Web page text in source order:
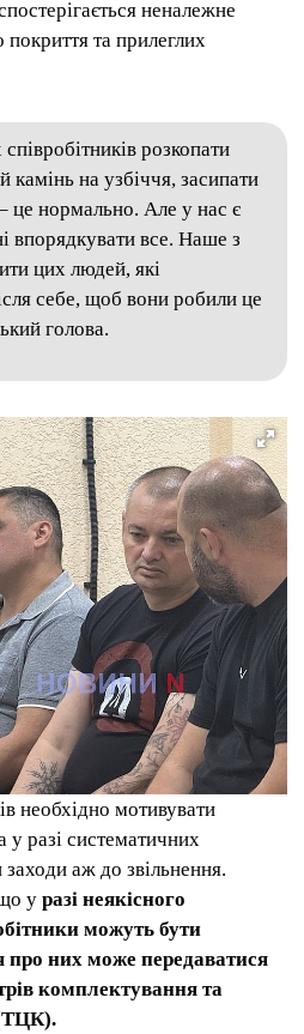
неналежне
та прилеглих
розкопати
на узбіччя, засипати
це нормально. Але у нас є
впорядкувати все. Наше з
цих людей, які
себе, щоб вони робили це
голова.
необхідно мотивувати
у разі систематичних
аж до звільнення.
у разі неякісного
можуть бути
про них може передаватися
комплектування та